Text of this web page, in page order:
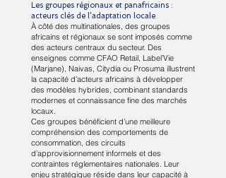
Les groupes régionaux et panafricains :
acteurs clés de l’adaptation locale
À côté des multinationales, des groupes
africains et régionaux se sont imposés comme
des acteurs centraux du secteur. Des
enseignes comme CFAO Retail, Label’Vie
(Marjane), Naivas, Citydia ou Prosuma illustrent
la capacité d’acteurs africains à développer
des modèles hybrides, combinant standards
modernes et connaissance fine des marchés
locaux.
Ces groupes bénéficient d’une meilleure
compréhension des comportements de
consommation, des circuits
d’approvisionnement informels et des
contraintes réglementaires nationales. Leur
enjeu stratégique réside dans leur capacité à